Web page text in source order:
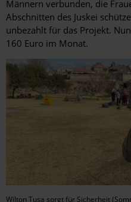
Männern verbunden, die
Abschnitten des Juskei
unbezahlt für das Projekt.
160 Euro im Monat.
Wilton Tusa sorgt für Sicherheit